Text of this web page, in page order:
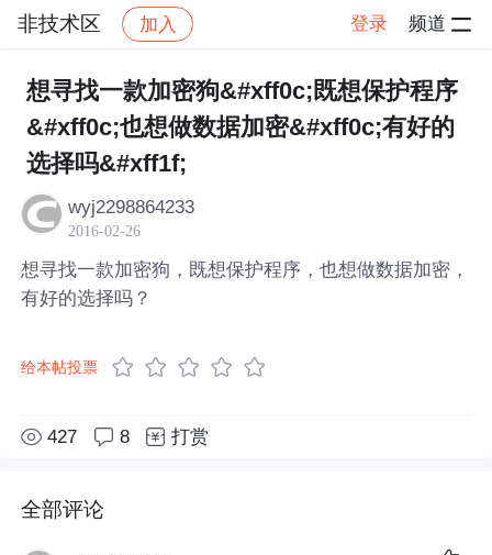
非技术区 加入 登录 频道
社区 非技术区 帖子详情
想寻找一款加密狗&#xff0c;既想保护程序
&#xff0c;也想做数据加密&#xff0c;有好的
选择吗&#xff1f;
wyj2298864233
2016-02-26
想寻找一款加密狗，既想保护程序，也想做数据加密，
有好的选择吗？
给本帖投票
427 8 打赏
全部评论